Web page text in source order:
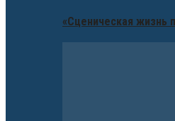
«Сценическая жизнь